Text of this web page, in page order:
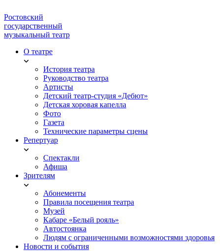
Ростовский
государственный
музыкальный театр
О театре
История театра
Руководство театра
Артисты
Детский театр-студия «Дебют»
Детская хоровая капелла
Фото
Газета
Технические параметры сцены
Репертуар
Спектакли
Афиша
Зрителям
Абонементы
Правила посещения театра
Музей
Кабаре «Белый рояль»
Автостоянка
Людям с ограниченными возможностями здоровья
Новости и события